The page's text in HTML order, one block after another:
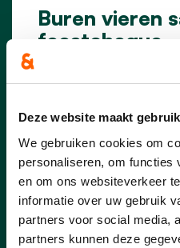
Deze website maakt
We gebruiken cookies om
personaliseren, om functies
en om ons websiteverkeer
informatie over uw gebruik
partners voor social media,
partners kunnen deze
Buren vieren
feestcheque
De Europese Dag
duizenden buren
wordt dat in
gewoon op straat of
barbecue.
een feestcheque
een financieel duwtje
dit jaar ook opnieuw
Buur(t) van het Jaar.